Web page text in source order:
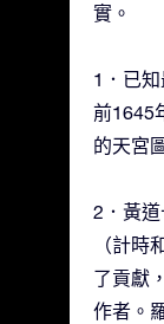
實。
1．已
前1645
的天宮
2．黃
（計時
了貢獻
作者。